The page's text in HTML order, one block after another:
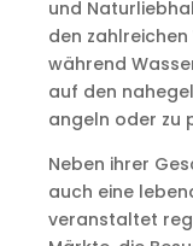
und
den
während
auf den
angeln oder zu
Neben ihrer
auch eine
veranstaltet